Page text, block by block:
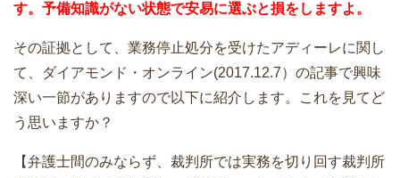
す。予備知識がない状態で安易に選ぶと損をしますよ。
その証拠として、業務停止処分を受けたアディーレに関し
て、ダイアモンド・オンライン(2017.12.7）の記事で興味
深い一節がありますので以下に紹介します。これを見てど
う思いますか？
【弁護士間のみならず、裁判所では実務を切り回す裁判所